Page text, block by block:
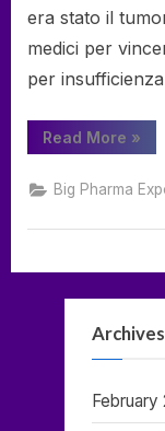
era stato il
medici per
per
Read More “La
lobby
–
Milly
»
Big Pharma
Archives
February